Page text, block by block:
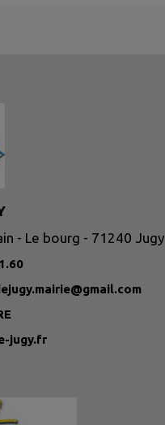
- Le bourg - 71240 Jugy
jugy.fr